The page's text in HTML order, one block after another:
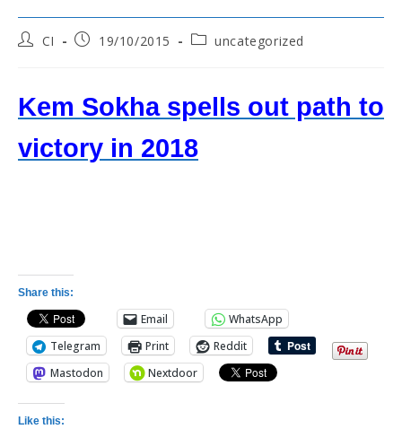
PostCI
Post19/10/2015
Postuncategorized
Kem Sokha spells out path to
victory in 2018
Share this:
Email
WhatsApp
Telegram
Print
Reddit
Mastodon
Nextdoor
Like this: